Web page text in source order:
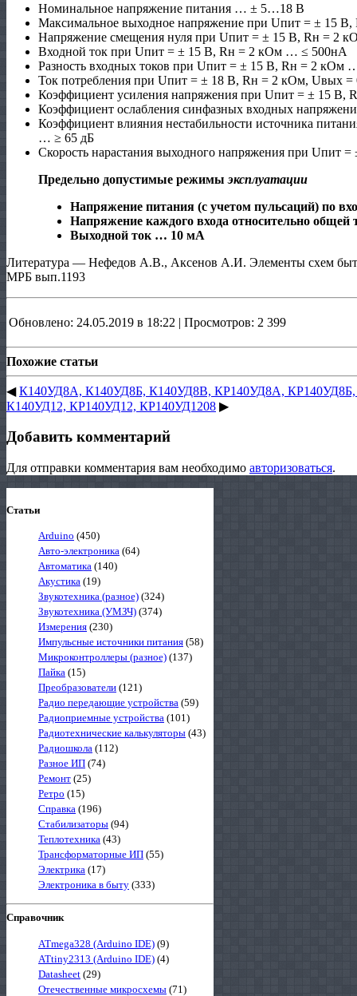
Номинальное напряжение питания … ± 5…18 В
Максимальное выходное напряжение при Uпит = ± 15
Напряжение смещения нуля при Uпит = ± 15 В, Rн = 2
Входной ток при Uпит = ± 15 В, Rн = 2 кОм … ≤ 500нА
Разность входных токов при Uпит = ± 15 В, Rн = 2 кОм
Ток потребления при Uпит = ± 18 В, Rн = 2 кОм, Uвых
Коэффициент усиления напряжения при Uпит = ± 15 В,
Коэффициент ослабления синфазных входных
Коэффициент влияния нестабильности источника
… ≥ 65 дБ
Скорость нарастания выходного напряжения при
Предельно допустимые режимыэксплуатации
Напряжение питания (с учетом пульсаций) по
Напряжение каждого входа относительно
Выходной ток … 10 мА
Литература — Нефедов А.В., Аксенов А.И. Элементы схем
МРБ вып.1193
Обновлено: 24.05.2019 в 18:22 | Просмотров: 2 399
Похожие статьи
◀К140УД8А, К140УД8Б, К140УД8В, КР140УД8А,
К140УД12, КР140УД12, КР140УД1208 ▶
Добавить комментарий
Для отправки комментария вам необходимо авторизоваться.
Статьи
Arduino (450)
Авто-электроника (64)
Автоматика (140)
Акустика (19)
Звукотехника (разное) (324)
Звукотехника (УМЗЧ) (374)
Измерения (230)
Импульсные источники питания (58)
Микроконтроллеры (разное) (137)
Пайка (15)
Преобразователи (121)
Радио передающие устройства (59)
Радиоприемные устройства (101)
Радиотехнические калькуляторы (43)
Радиошкола (112)
Разное ИП (74)
Ремонт (25)
Ретро (15)
Справка (196)
Стабилизаторы (94)
Теплотехника (43)
Трансформаторные ИП (55)
Электрика (17)
Электроника в быту (333)
Справочник
ATmega328 (Arduino IDE) (9)
ATtiny2313 (Arduino IDE) (4)
Datasheet (29)
Отечественные микросхемы (71)